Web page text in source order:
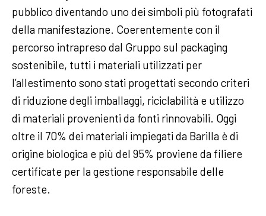
pubblico diventando uno dei simboli più fotografati
della manifestazione. Coerentemente con il
percorso intrapreso dal Gruppo sul packaging
sostenibile, tutti i materiali utilizzati per
l’allestimento sono stati progettati secondo criteri
di riduzione degli imballaggi, riciclabilità e utilizzo
di materiali provenienti da fonti rinnovabili. Oggi
oltre il 70% dei materiali impiegati da Barilla è di
origine biologica e più del 95% proviene da filiere
certificate per la gestione responsabile delle
foreste.